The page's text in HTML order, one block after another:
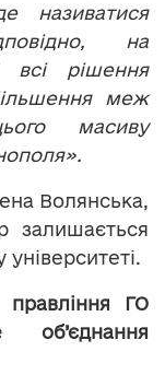
називатися
на
всі рішення
меж
масиву
Волянська,
залишається
правління ГО
об’єднання